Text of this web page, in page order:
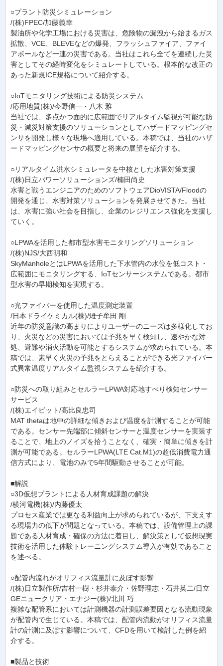
○プラント防災シミュレーション
/(株)FPEC/加藤義幸
製油所や化学工場における災害は、危険物の漏洩から始まるガス
拡散、VCE、BLEVEなどの爆発、フラッシュファイア、ファイ
アボールなど一連の災害である。当社はこれら全てを連続した災
害としてその経時変化をシミュレートしている。根本的な改正の
あった新規ICE規格について紹介する。
○IoTモニタリング技術による防災システム
/応用地質(株)/今野信一・八木 雅
当社では、多点かつ面的に広範囲でリアルタイム監視が可能な防
災・減災対策支援のソリューションとしてハザードマッピングセ
ンサを開発し様々な現場へ適用している。本稿では、当社のハザ
ードマッピングセンサの概要と将来の展望を紹介する。
○リアルタイム洪水シミュレータを中核とした水害対策支援
/(株)日立パワーソリューションズ/楠田尚史
水害と戦うエンジニアのためのソフトウェアDioVISTA/Floodの
開発を通じ、水害対策ソリューションを発展させてきた。当社
は、水害に強い社会を目指し、企業のレジリエンス強化を支援し
ていく。
○LPWAを活用した都市型水害モニタリングソリューション
/(株)NJS/大西明和
SkyManholeとはLPWAを活用した下水管内の水位を低コスト・
広範囲にモニタリングする、IoTセンサーシステムである。都市
型水害の早期検知を実現する。
○光ファイバーを使用した温度測定装置
/日本ドライケミカル(株)/雉子牟田 剛
近年の防災意識の高まりによりユーザーのニーズは多様化してお
り、火災などの災害においては予兆を早く検知し、速やかな対
処、避難や消火活動を可能とするシステムが求められている。本
稿では、素早く火災の予兆をとらえることができる光ファイバー
式異常温度リアルタイム監視システムを紹介する。
○防災への取り組みとセルラーLPWA対応地すべり検知センサー
サービス
/(株)エイビット/髙比良忠司
MAT thetaは地中の詳細な傾きおよび温度を計測することが可能
である。センサー先端部に傾斜センサーと温度センサーを実装す
ることで、地上のノイズを拾うことなく、確実・簡単に傾きを計
測が可能である。セルラーLPWA(LTE Cat.M1)の超低消費電力通
信方式により、電池のみで5年間駆動させることが可能。
■解説
○3D仮想プラントによる人材育成課題の解決
/横河電機(株)/内藤優太
プロセス産業では更なる利益向上が求められているが、下支えす
る現場力の低下が問題となっている。本稿では、設備管理上の課
題である人材育成・確保の方法に着目し、解決策として仮想現実
技術を活用した体験トレーニングシステム導入が有効であること
を述べる。
○配管内流れがオリフィス流量計に及ぼす影響
/(株)日立製作所/吉村一樹・杉井泰介・佐野理志・石井英二/日立
GEニュークリア・エナジー(株)/北川 巧
複雑な配管系においては計測機器の計測誤差要因となる流動現象
が配管内で生じている。本稿では、配管内流動がオリフィス流量
計の計測に及ぼす影響について、CFDを用いて検討した例を紹
介する。
■製品と技術